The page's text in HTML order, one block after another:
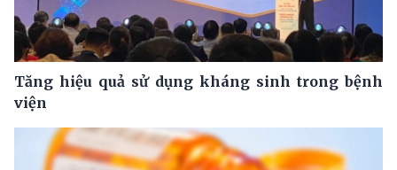
Tăng hiệu quả sử dụng kháng sinh trong bệnh
viện